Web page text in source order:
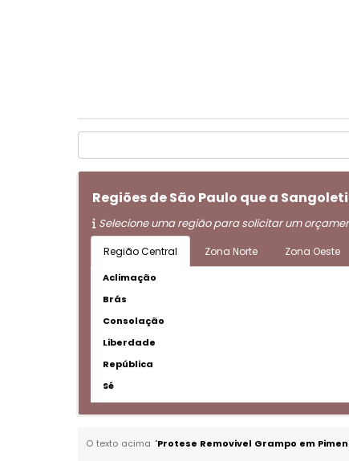
Regiões de São Paulo que a
Selecione uma região para solicitar um
Região Central Zona Norte Zona Oeste
Aclimação
Brás
Consolação
Liberdade
República
Sé
O texto acima "Protese Removivel Grampo em